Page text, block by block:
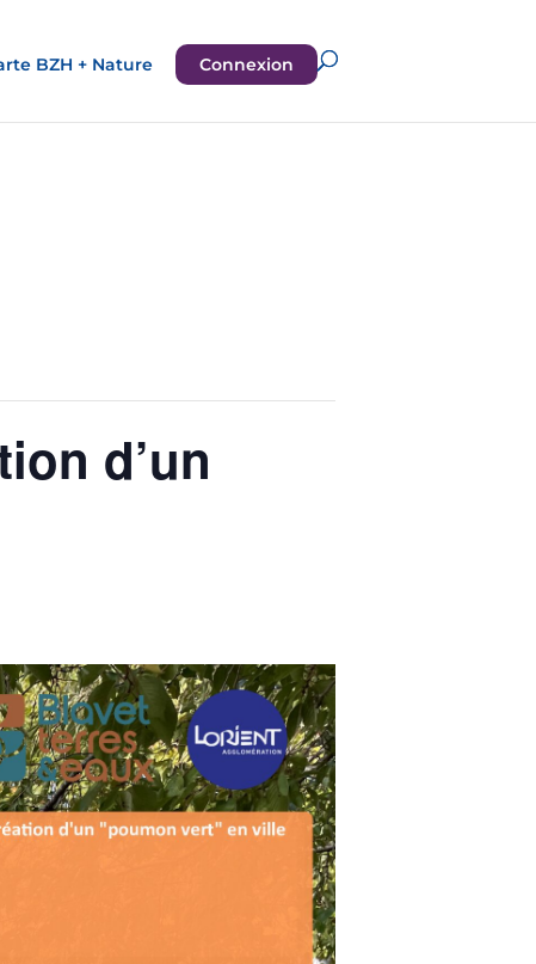
BZH + Nature Connexion
d’un